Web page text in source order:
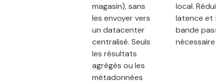
magasin), sans
les envoyer vers
un datacenter
centralisé. Seuls
les résultats
agrégés ou les
métadonnées
local. Réduit
latence et la
bande
nécessaire.